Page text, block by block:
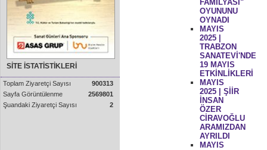
SİTE İSTATİSTİKLERİ
Toplam Ziyaretçi Sayısı
900313
Sayfa Görüntülenme
2569801
Şuandaki Ziyaretçi Sayısı
2
FAMİLYASI"
OYUNUNU
OYNADI
MAYIS
2025 |
TRABZON
SANATEVİ'NDE
19 MAYIS
ETKİNLİKLERİ
MAYIS
2025 | ŞİİR
İNSAN
ÖZER
CİRAVOĞLU
ARAMIZDAN
AYRILDI
MAYIS